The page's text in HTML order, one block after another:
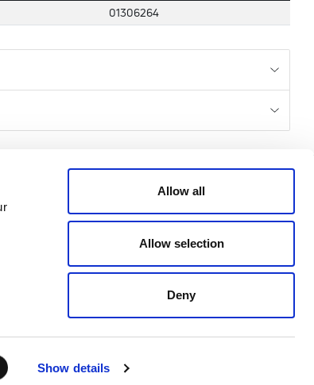
Show details
Allow all
Allow selection
Deny
01306264
Emmeti - P.IVA 04988370963